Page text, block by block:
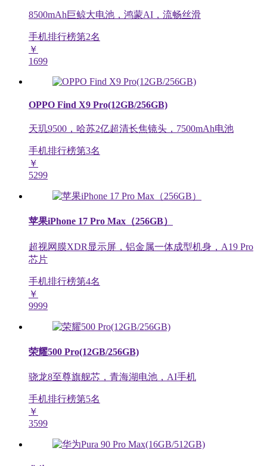
8500mAh巨鲸大电池，鸿蒙AI，流畅丝滑
手机排行榜第2名
￥
1699
OPPO Find X9 Pro(12GB/256GB)
天玑9500，哈苏2亿超清长焦镜头，7500mAh电池
手机排行榜第3名
￥
5299
苹果iPhone 17 Pro Max（256GB）
超视网膜XDR显示屏，铝金属一体成型机身，A19 Pro
芯片
手机排行榜第4名
￥
9999
荣耀500 Pro(12GB/256GB)
骁龙8至尊旗舰芯，青海湖电池，AI手机
手机排行榜第5名
￥
3599